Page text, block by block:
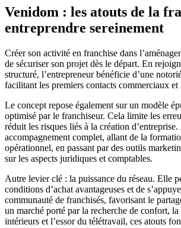
Venidom : les atouts de la
entreprendre sereinement
Créer son activité en franchise dans
de sécuriser son projet dès le départ. En
structuré, l’entrepreneur bénéficie d’une
facilitant les premiers contacts commerciaux et
Le concept repose également sur un modèle
optimisé par le franchiseur. Cela limite les
réduit les risques liés à la création
accompagnement complet, allant de la
opérationnel, en passant par des outils
sur les aspects juridiques et comptables.
Autre levier clé : la puissance du réseau. Elle
conditions d’achat avantageuses et de
communauté de franchisés, favorisant le
un marché porté par la recherche de confort,
intérieurs et l’essor du télétravail, ces atouts